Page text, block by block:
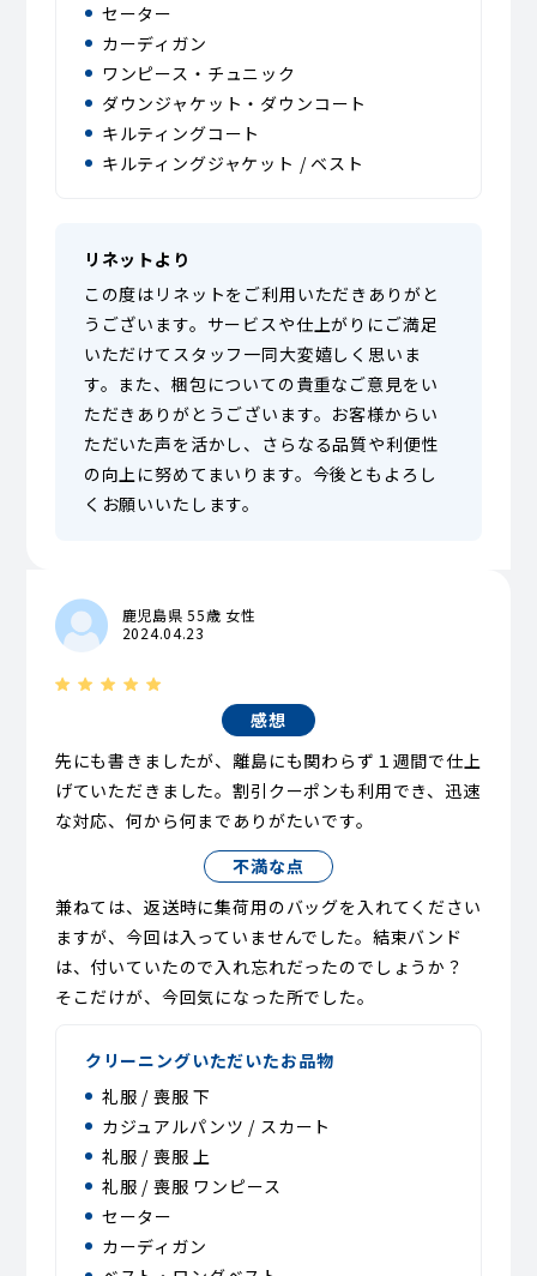
セーター
カーディガン
ワンピース・チュニック
ダウンジャケット・ダウンコート
キルティングコート
キルティングジャケット / ベスト
リネットより
この度はリネットをご利用いただきありがと
うございます。サービスや仕上がりにご満足
いただけてスタッフ一同大変嬉しく思いま
す。また、梱包についての貴重なご意見をい
ただきありがとうございます。お客様からい
ただいた声を活かし、さらなる品質や利便性
の向上に努めてまいります。今後ともよろし
くお願いいたします。
鹿児島県 55歳 女性
2024.04.23
感想
先にも書きましたが、離島にも関わらず１週間で仕上
げていただきました。割引クーポンも利用でき、迅速
な対応、何から何までありがたいです。
不満な点
兼ねては、返送時に集荷用のバッグを入れてください
ますが、今回は入っていませんでした。結束バンド
は、付いていたので入れ忘れだったのでしょうか？
そこだけが、今回気になった所でした。
クリーニングいただいたお品物
礼服 / 喪服 下
カジュアルパンツ / スカート
礼服 / 喪服 上
礼服 / 喪服 ワンピース
セーター
カーディガン